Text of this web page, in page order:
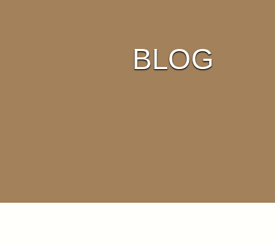
BLOG